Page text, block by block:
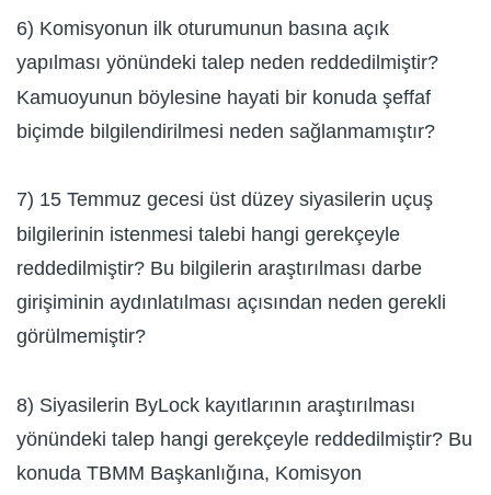
6) Komisyonun ilk oturumunun basına açık
yapılması yönündeki talep neden reddedilmiştir?
Kamuoyunun böylesine hayati bir konuda şeffaf
biçimde bilgilendirilmesi neden sağlanmamıştır?
7) 15 Temmuz gecesi üst düzey siyasilerin uçuş
bilgilerinin istenmesi talebi hangi gerekçeyle
reddedilmiştir? Bu bilgilerin araştırılması darbe
girişiminin aydınlatılması açısından neden gerekli
görülmemiştir?
8) Siyasilerin ByLock kayıtlarının araştırılması
yönündeki talep hangi gerekçeyle reddedilmiştir? Bu
konuda TBMM Başkanlığına, Komisyon